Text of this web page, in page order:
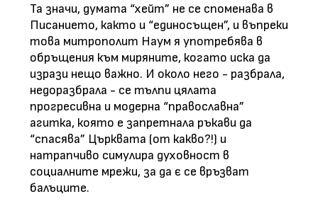
Та значи, думата “хейт” не се споменава в
Писанието, както и “единосъщен”, и въпреки
това митрополит Наум я употребява в
обръщения към миряните, когато иска да
изрази нещо важно. И около него - разбрала,
недоразбрала - се тълпи цялата
прогресивна и модерна “православна”
агитка, която е запретнала ръкави да
“спасява” Църквата (от какво?!) и
натрапчиво симулира духовност в
социалните мрежи, за да є се връзват
балъците.